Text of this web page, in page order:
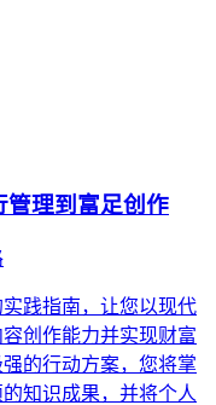
管理到富足创作
践指南，让您以现代
创作能力并实现财富
的行动方案，您将掌
知识成果，并将个人